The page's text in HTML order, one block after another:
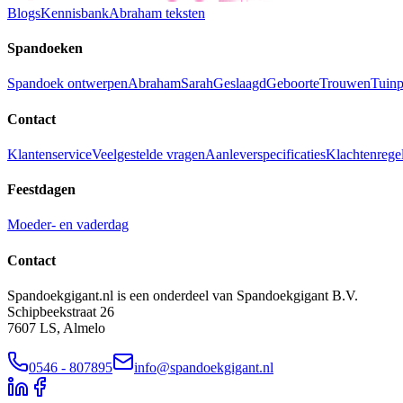
BlogsKennisbankAbraham teksten
Spandoeken
Spandoek ontwerpenAbrahamSarahGeslaagdGeboorteTrouwen
Contact
KlantenserviceVeelgestelde vragenAanleverspecificaties
Feestdagen
Moeder- en vaderdag
Contact
Spandoekgigant.nl is een onderdeel van Spandoekgigant B.V.
Schipbeekstraat 26
7607 LS, Almelo
0546 - 807895 info@spandoekgigant.nl